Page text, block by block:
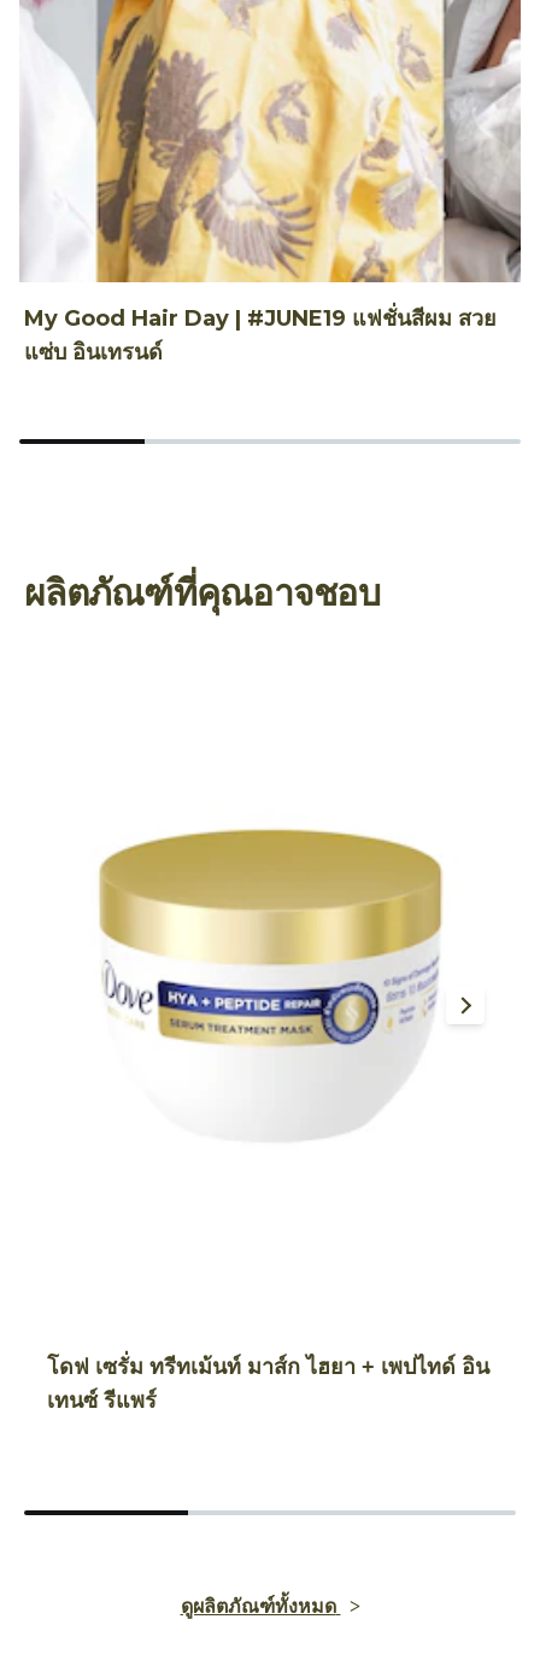
My Good Hair Day | #JUNE19 แฟชั่นสีผม สวย
แซ่บ อินเทรนด์
ผลิตภัณฑ์ที่คุณอาจชอบ
โดฟ เซรั่ม ทรีทเม้นท์ มาส์ก ไฮยา + เพปไทด์ อิน
เทนซ์ รีแพร์
ดูผลิตภัณฑ์ทั้งหมด